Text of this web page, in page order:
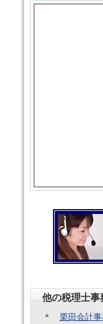
他の税理士事
＊ 栗田会計